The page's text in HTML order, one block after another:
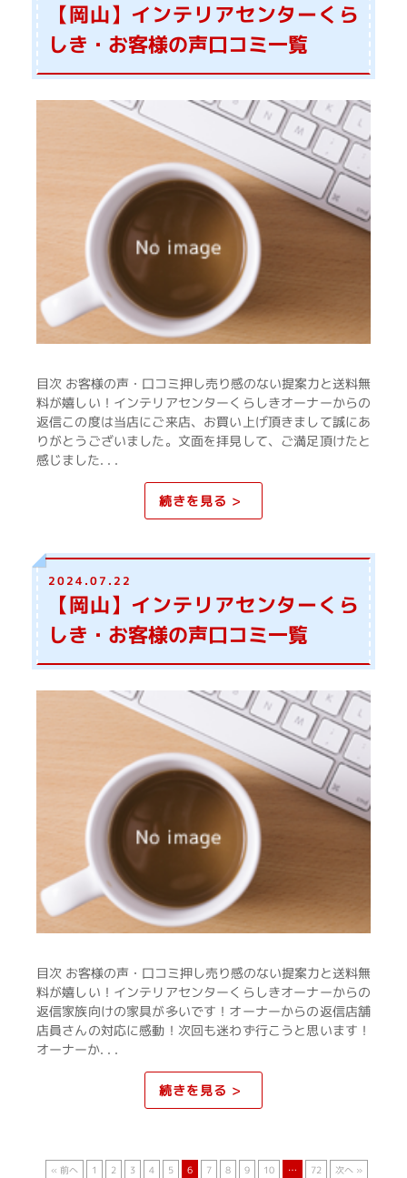
【岡山】インテリアセンターくら
しき・お客様の声口コミ一覧
目次 お客様の声・口コミ押し売り感のない提案力と送料無
料が嬉しい！インテリアセンターくらしきオーナーからの
返信この度は当店にご来店、お買い上げ頂きまして誠にあ
りがとうございました。文面を拝見して、ご満足頂けたと
感じました. . .
続きを見る >
2024.07.22
【岡山】インテリアセンターくら
しき・お客様の声口コミ一覧
目次 お客様の声・口コミ押し売り感のない提案力と送料無
料が嬉しい！インテリアセンターくらしきオーナーからの
返信家族向けの家具が多いです！オーナーからの返信店舗
店員さんの対応に感動！次回も迷わず行こうと思います！
オーナーか. . .
続きを見る >
« 前へ 1 2 3 4 5 6 7 8 9 10 … 72 次へ »